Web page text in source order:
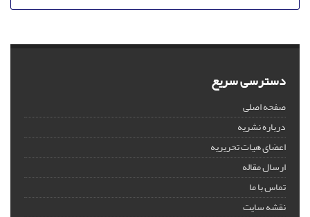
دسترسی سریع
صفحه اصلی
درباره نشریه
اعضای هیات تحریریه
ارسال مقاله
تماس با ما
نقشه سایت